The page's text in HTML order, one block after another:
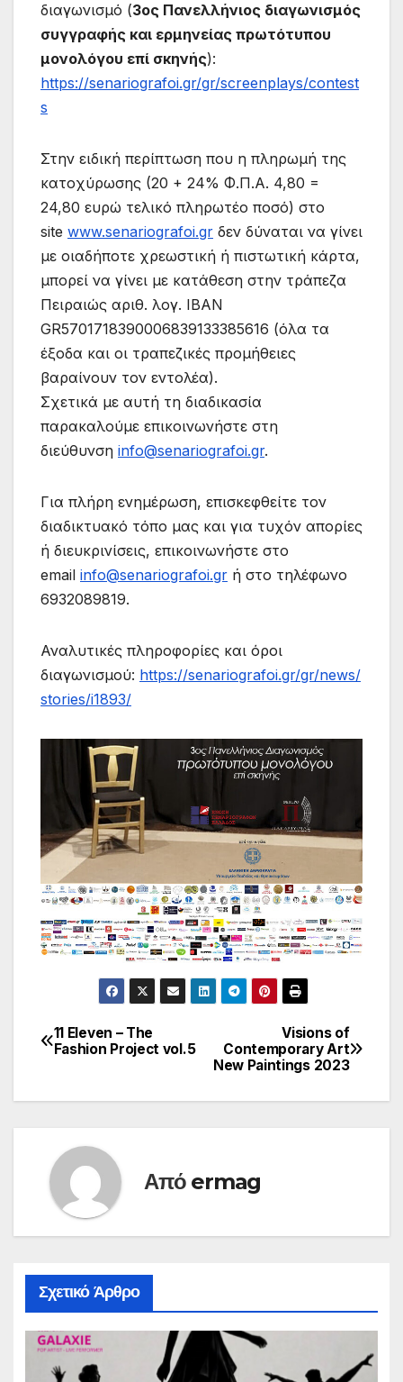
διαγωνισμό (3ος Πανελλήνιος διαγωνισμός
συγγραφής και ερμηνείας πρωτότυπου
μονολόγου επί σκηνής):
https://senariografoi.gr/gr/screenplays/contest
s
Στην ειδική περίπτωση που η πληρωμή της
κατοχύρωσης (20 + 24% Φ.Π.Α. 4,80 =
24,80 ευρώ τελικό πληρωτέο ποσό) στο
site www.senariografoi.gr δεν δύναται να γίνει
με οιαδήποτε χρεωστική ή πιστωτική κάρτα,
μπορεί να γίνει με κατάθεση στην τράπεζα
Πειραιώς αριθ. λογ. IBAN
GR5701718390006839133385616 (όλα τα
έξοδα και οι τραπεζικές προμήθειες
βαραίνουν τον εντολέα).
Σχετικά με αυτή τη διαδικασία
παρακαλούμε επικοινωνήστε στη
διεύθυνση info@senariografoi.gr.
Για πλήρη ενημέρωση, επισκεφθείτε τον
διαδικτυακό τόπο μας και για τυχόν απορίες
ή διευκρινίσεις, επικοινωνήστε στο
email info@senariografoi.gr ή στο τηλέφωνο
6932089819.
Αναλυτικές πληροφορίες και όροι
διαγωνισμού: https://senariografoi.gr/gr/news/
stories/i1893/
Πλοήγηση
Visions of
Contemporary Art
New Paintings 2023
11 Eleven – The
Fashion Project vol.5
Από ermag
Σχετικό Άρθρο